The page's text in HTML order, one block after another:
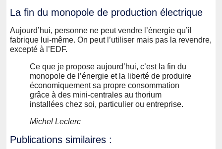
La fin du monopole de production électrique
Aujourd’hui, personne ne peut vendre l’énergie qu’il
fabrique lui-même. On peut l’utiliser mais pas la revendre,
excepté à l’EDF.
Ce que je propose aujourd’hui, c’est la fin du
monopole de l’énergie et la liberté de produire
économiquement sa propre consommation
grâce à des mini-centrales au thorium
installées chez soi, particulier ou entreprise.
Michel Leclerc
Publications similaires :